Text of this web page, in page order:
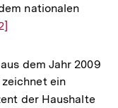
nationalen
dem Jahr 2009
ein
der Haushalte